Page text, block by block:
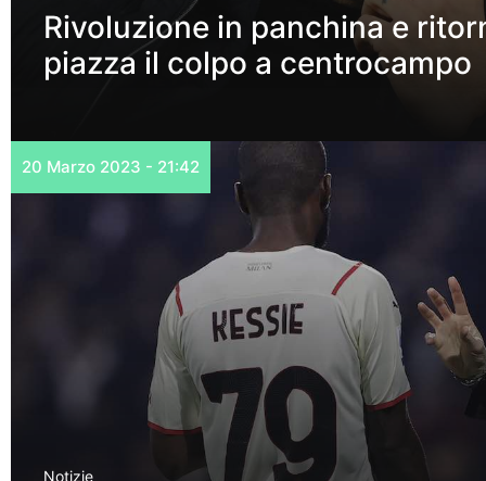
Rivoluzione in panchina e
piazza il colpo a centrocampo
20 Marzo 2023 - 21:42
Notizie